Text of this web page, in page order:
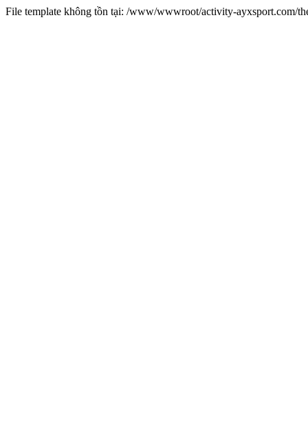
File template không tồn tại: /www/wwwroot/activity-ayxsport.com/